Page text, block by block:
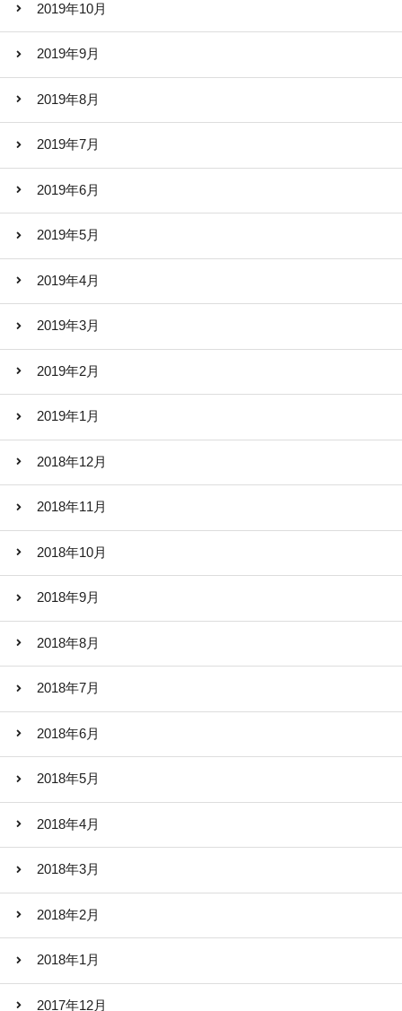
2019年10月
2019年9月
2019年8月
2019年7月
2019年6月
2019年5月
2019年4月
2019年3月
2019年2月
2019年1月
2018年12月
2018年11月
2018年10月
2018年9月
2018年8月
2018年7月
2018年6月
2018年5月
2018年4月
2018年3月
2018年2月
2018年1月
2017年12月